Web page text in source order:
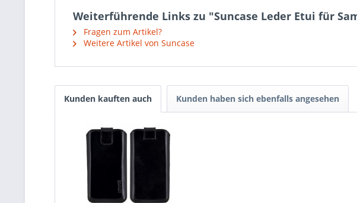
Weiterführende Links zu "Suncase Leder Etui für
Fragen zum Artikel?
Weitere Artikel von Suncase
Kunden kauften auch Kunden haben sich ebenfalls angesehen